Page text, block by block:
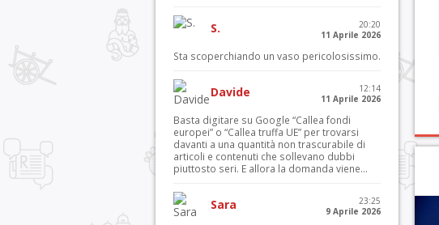
S.
20:20
11 Aprile 2026
Sta scoperchiando un vaso pericolosissimo.
Davide
12:14
11 Aprile 2026
Basta digitare su Google “Callea fondi
europei” o “Callea truffa UE” per trovarsi
davanti a una quantità non trascurabile di
articoli e contenuti che sollevano dubbi
piuttosto seri. E allora la domanda viene...
Sara
23:25
9 Aprile 2026